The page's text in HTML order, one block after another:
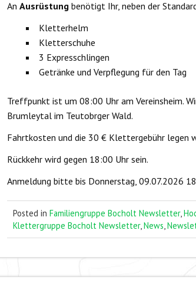
An Ausrüstung benötigt Ihr, neben der
Kletterhelm
Kletterschuhe
3 Expresschlingen
Getränke und Verpflegung für den Tag
Treffpunkt ist um 08:00 Uhr am Vereinsheim.
Brumleytal im Teutobrger Wald.
Fahrtkosten und die 30 € Klettergebühr legen
Rückkehr wird gegen 18:00 Uhr sein.
Anmeldung bitte bis Donnerstag, 09.07.2026
Posted in Familiengruppe Bocholt Newsletter,
Klettergruppe Bocholt Newsletter,News,